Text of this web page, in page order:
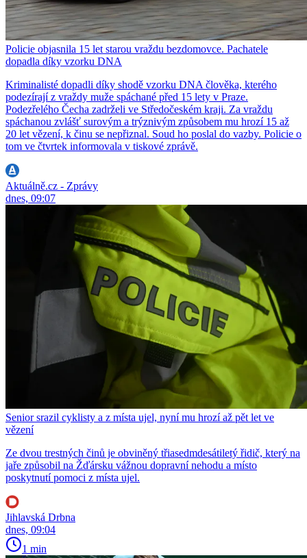
Policie objasnila 15 let starou vraždu bezdomovce. Pachatele
dopadla díky vzorku DNA
Kriminalisté dopadli díky shodě vzorku DNA člověka, kterého
podezírají z vraždy muže spáchané před 15 lety v Praze.
Podezřelého Čecha zadrželi ve Středočeském kraji. Za vraždu
spáchanou zvlášť surovým a trýznivým způsobem mu hrozí 15 až
20 let vězení, k činu se nepřiznal. Soud ho poslal do vazby. Policie o
tom ve čtvrtek informovala v tiskové zprávě.
Aktuálně.cz - Zprávy
dnes, 09:07
Senior srazil cyklisty a z místa ujel, nyní mu hrozí až pět let ve
vězení
Ze dvou trestných činů je obviněný třiasedmdesátiletý řidič, který na
jaře způsobil na Žďársku vážnou dopravní nehodu a místo
poskytnutí pomoci z místa ujel.
Jihlavská Drbna
dnes, 09:04
1 min